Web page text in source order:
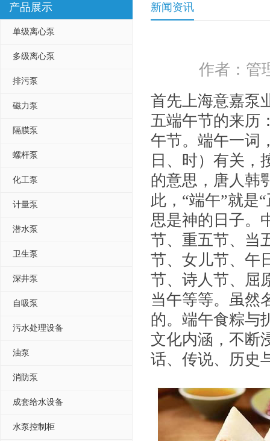
产品展示
单级离心泵
多级离心泵
排污泵
磁力泵
隔膜泵
螺杆泵
化工泵
计量泵
潜水泵
卫生泵
深井泵
自吸泵
污水处理设备
油泵
消防泵
成套给水设备
水泵控制柜
新闻资讯
作者：
首先上海意嘉泵
五端午节的来历
午节。端午一词
日、时）有关，
的意思，唐人韩
此，“端午”就是
思是神的日子。
节、重五节、当
节、女儿节、午
节、诗人节、屈
当午等等。虽然
的。端午食粽与
文化内涵，不断
话、传说、历史